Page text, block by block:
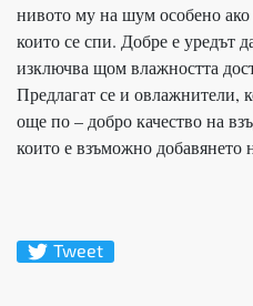
нивото му на шум особено ако
които се спи. Добре е уредът
изключва щом влажността
Предлагат се и овлажнители,
още по – добро качество на
които е взъможно добавянето
Tweet